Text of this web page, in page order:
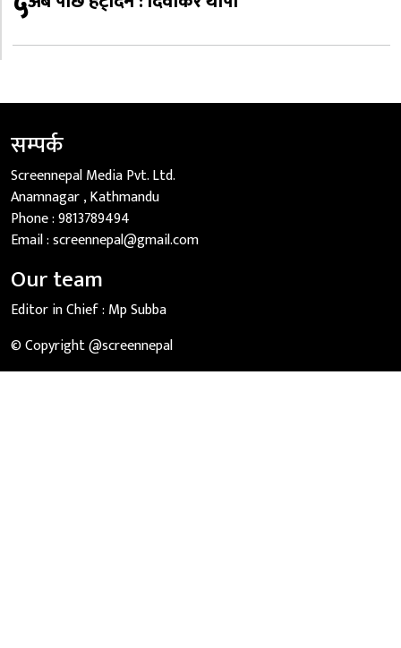
सम्पर्क
Screennepal Media Pvt. Ltd.
Anamnagar , Kathmandu
Phone :9813789494
Email :screennepal@gmail.com
Our team
Editor in Chief : Mp Subba
© Copyright @screennepal